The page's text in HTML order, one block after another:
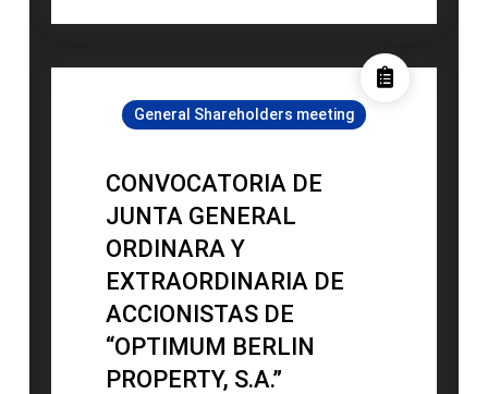
ORDINARA
EXTRAORDINARIA
ACCIONISTAS
“OPTIMUM
BERLIN
PROPERTY
TWO,
S.A.”
General Shareholders meeting
CONVOCATORIA DE
JUNTA GENERAL
ORDINARA Y
EXTRAORDINARIA DE
ACCIONISTAS DE
“OPTIMUM BERLIN
PROPERTY, S.A.”